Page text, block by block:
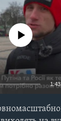
currently
1:43